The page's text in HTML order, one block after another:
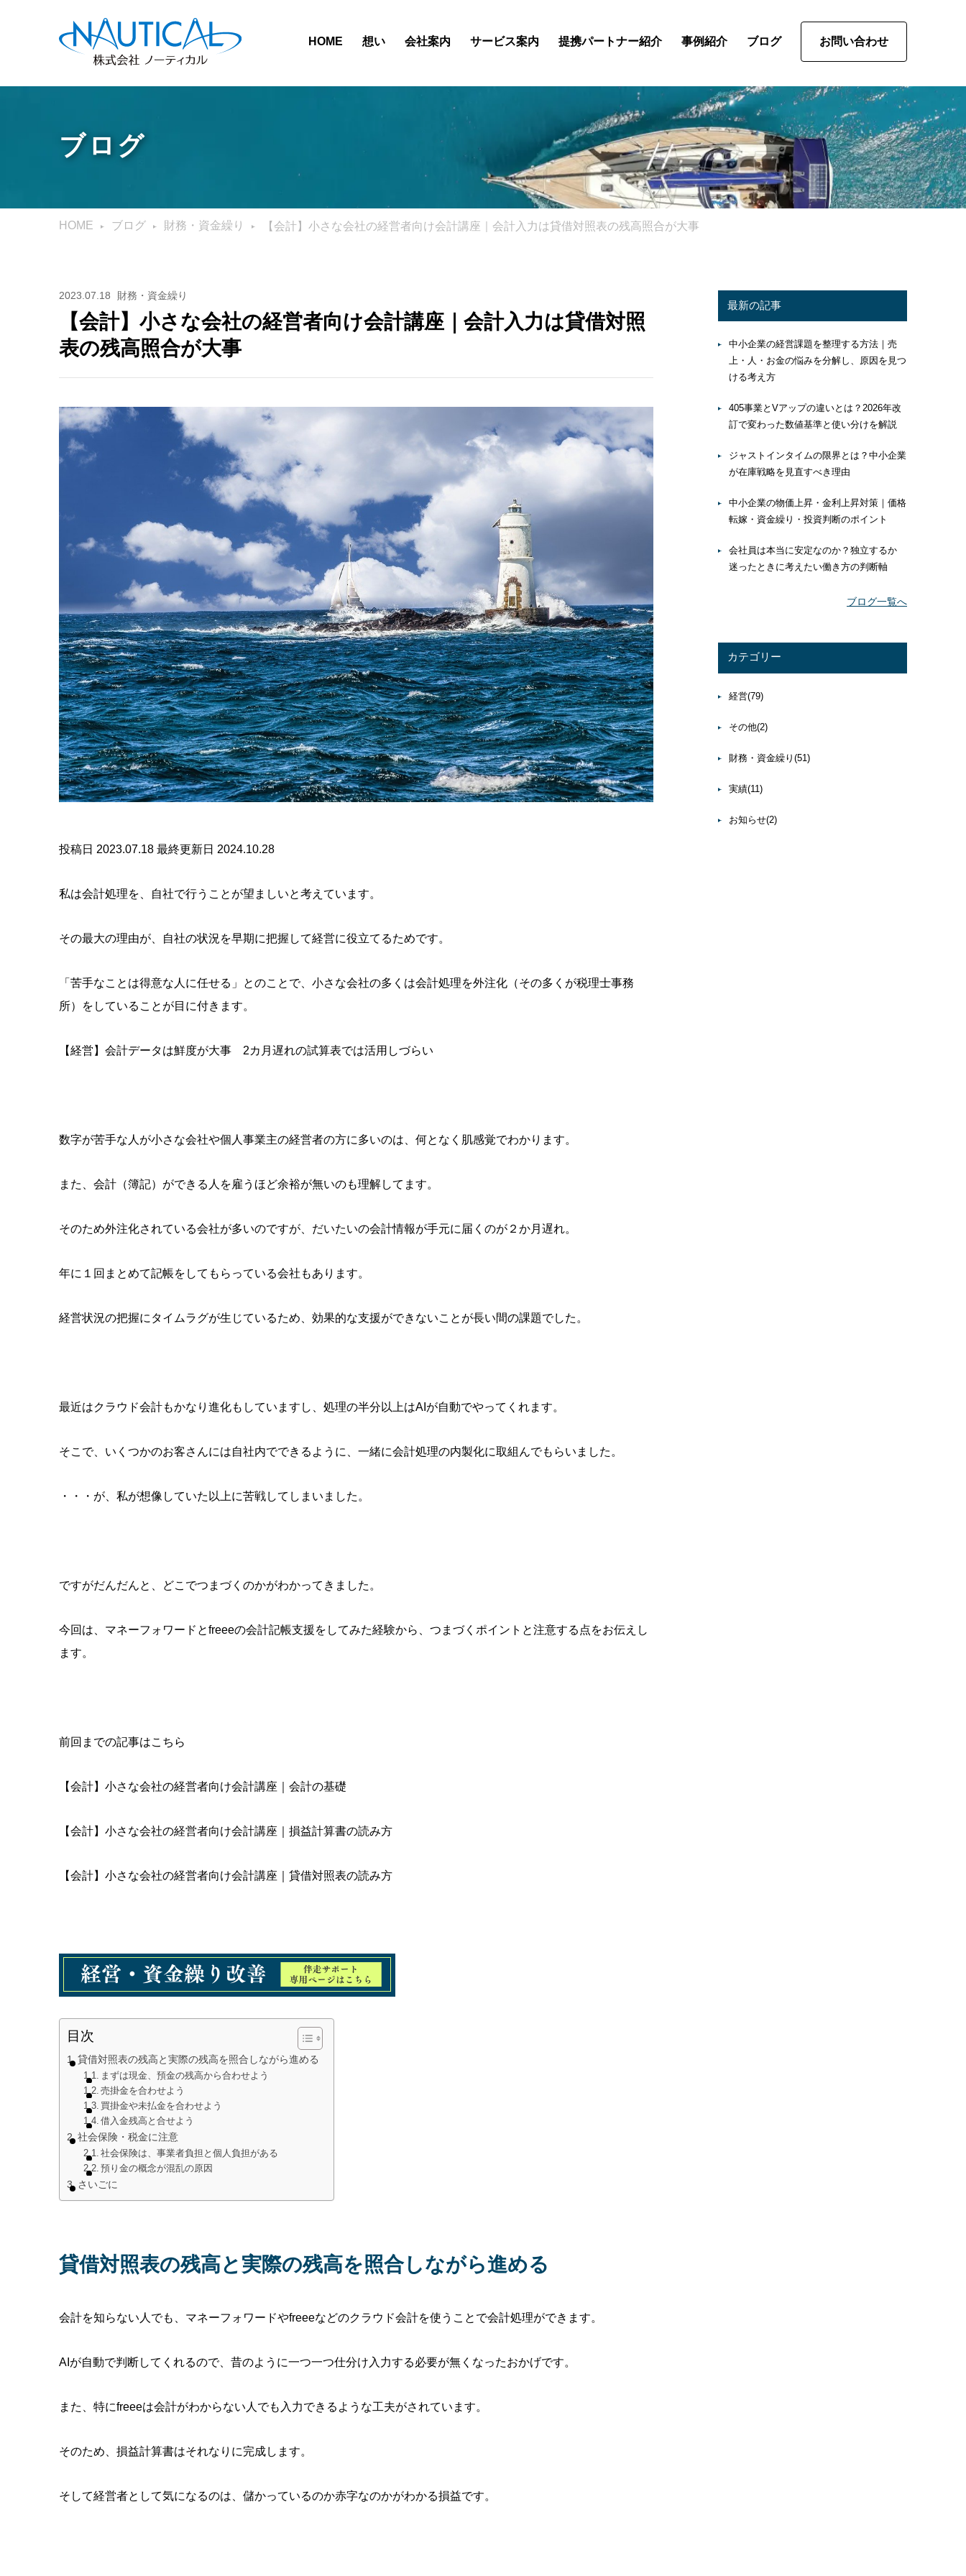
HOME 想い 会社案内 サービス案内 提携パートナー紹介 事例紹介 ブログ お問い合わせ
ブログ
HOME ブログ 財務・資金繰り 【会計】小さな会社の経営者向け会計講座｜会計入力は貸借対照表の残高照合が大事
2023.07.18 財務・資金繰り
【会計】小さな会社の経営者向け会計講座｜会計入力は貸借対照
表の残高照合が大事
投稿日 2023.07.18 最終更新日 2024.10.28
私は会計処理を、自社で行うことが望ましいと考えています。
その最大の理由が、自社の状況を早期に把握して経営に役立てるためです。
「苦手なことは得意な人に任せる」とのことで、小さな会社の多くは会計処理を外注化（その多くが税理士事務
所）をしていることが目に付きます。
【経営】会計データは鮮度が大事 2カ月遅れの試算表では活用しづらい
数字が苦手な人が小さな会社や個人事業主の経営者の方に多いのは、何となく肌感覚でわかります。
また、会計（簿記）ができる人を雇うほど余裕が無いのも理解してます。
そのため外注化されている会社が多いのですが、だいたいの会計情報が手元に届くのが２か月遅れ。
年に１回まとめて記帳をしてもらっている会社もあります。
経営状況の把握にタイムラグが生じているため、効果的な支援ができないことが長い間の課題でした。
最近はクラウド会計もかなり進化もしていますし、処理の半分以上はAIが自動でやってくれます。
そこで、いくつかのお客さんには自社内でできるように、一緒に会計処理の内製化に取組んでもらいました。
・・・が、私が想像していた以上に苦戦してしまいました。
ですがだんだんと、どこでつまづくのかがわかってきました。
今回は、マネーフォワードとfreeeの会計記帳支援をしてみた経験から、つまづくポイントと注意する点をお伝えし
ます。
前回までの記事はこちら
【会計】小さな会社の経営者向け会計講座｜会計の基礎
【会計】小さな会社の経営者向け会計講座｜損益計算書の読み方
【会計】小さな会社の経営者向け会計講座｜貸借対照表の読み方
目次
貸借対照表の残高と実際の残高を照合しながら進める
まずは現金、預金の残高から合わせよう
売掛金を合わせよう
買掛金や未払金を合わせよう
借入金残高と合せよう
社会保険・税金に注意
社会保険は、事業者負担と個人負担がある
預り金の概念が混乱の原因
さいごに
貸借対照表の残高と実際の残高を照合しながら進める
会計を知らない人でも、マネーフォワードやfreeeなどのクラウド会計を使うことで会計処理ができます。
AIが自動で判断してくれるので、昔のように一つ一つ仕分け入力する必要が無くなったおかげです。
また、特にfreeeは会計がわからない人でも入力できるような工夫がされています。
そのため、損益計算書はそれなりに完成します。
そして経営者として気になるのは、儲かっているのか赤字なのかがわかる損益です。
最新の記事
中小企業の経営課題を整理する方法｜売
上・人・お金の悩みを分解し、原因を見つ
ける考え方
405事業とVアップの違いとは？2026年改
訂で変わった数値基準と使い分けを解説
ジャストインタイムの限界とは？中小企業
が在庫戦略を見直すべき理由
中小企業の物価上昇・金利上昇対策｜価格
転嫁・資金繰り・投資判断のポイント
会社員は本当に安定なのか？独立するか
迷ったときに考えたい働き方の判断軸
ブログ一覧へ
カテゴリー
経営(79)
その他(2)
財務・資金繰り (51)
実績(11)
お知らせ(2)